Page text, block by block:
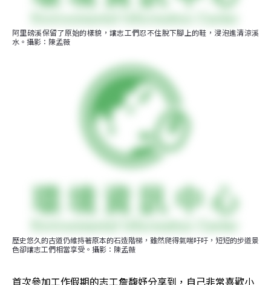
阿里磅溪保留了原始的樣貌，讓志工們忍不住脫下腳上的鞋，浸泡進清涼溪
水。攝影：陳孟薇
歷史悠久的古道仍維持著原本的石造階梯，雖然爬得氣喘吁吁，短短的步道景
色卻讓志工們相當享受。攝影：陳孟薇
首次參加工作假期的志工詹馥妤分享到，自己非常喜歡小